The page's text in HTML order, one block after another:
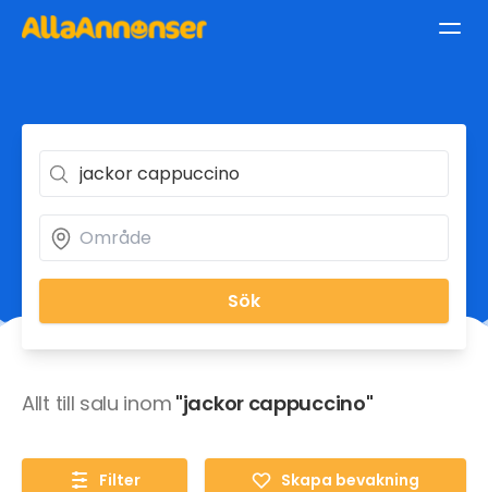
Sök
Allt till salu inom "jackor cappuccino"
Filter Skapa bevakning